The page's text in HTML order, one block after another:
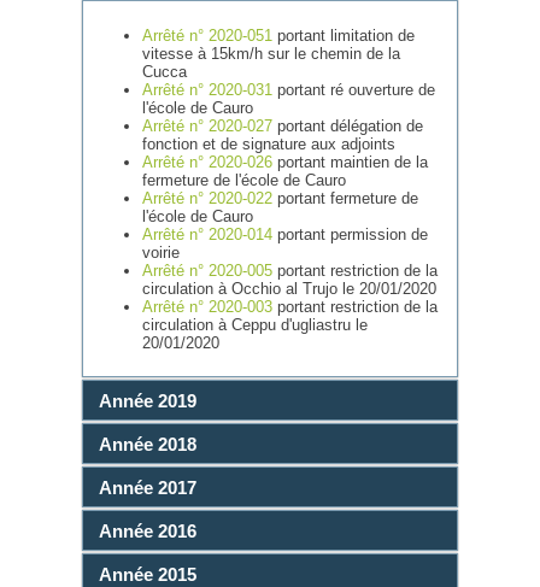
Arrêté n° 2020-051 portant limitation de
vitesse à 15km/h sur le chemin de la
Cucca
Arrêté n° 2020-031 portant ré ouverture de
l'école de Cauro
Arrêté n° 2020-027portant délégation de
fonction et de signature aux adjoints
Arrêté n° 2020-026portant maintien de la
fermeture de l'école de Cauro
Arrêté n° 2020-022portant fermeture de
l'école de Cauro
Arrêté n° 2020-014portant permission de
voirie
Arrêté n° 2020-005portant restriction de la
circulation à Occhio al Trujo le 20/01/2020
Arrêté n° 2020-003portant restriction de la
circulation à Ceppu d'ugliastru le
20/01/2020
Année 2019
Année 2018
Année 2017
Année 2016
Année 2015